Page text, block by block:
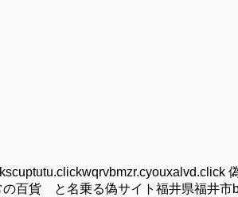
百貨 と名乗る偽サイト福井県福井市